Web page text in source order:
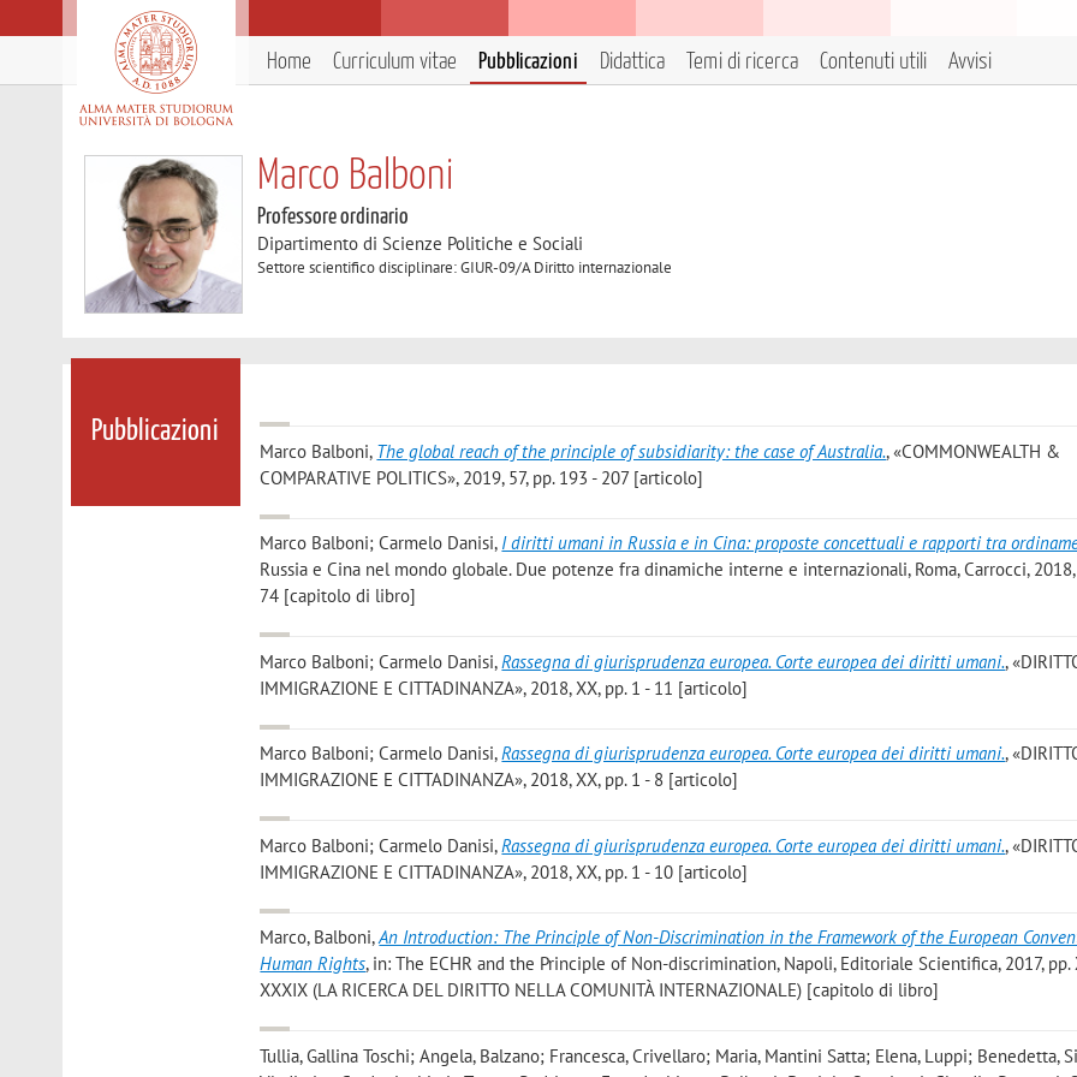
Home Curriculum vitae Pubblicazioni Didattica Temi di ricerca Contenuti utili Avvisi
Marco Balboni
Professore ordinario
Dipartimento di Scienze Politiche e Sociali
Settore scientifico disciplinare: GIUR-09/A Diritto internazionale
Pubblicazioni
Marco Balboni, The global reach of the principle of subsidiarity: the case of Australia., «COMMONWEALTH &
COMPARATIVE POLITICS», 2019, 57, pp. 193 - 207 [articolo]
Marco Balboni; Carmelo Danisi, I diritti umani in Russia e in Cina: proposte concettuali e rapporti tra
Russia e Cina nel mondo globale. Due potenze fra dinamiche interne e internazionali, Roma, Carrocci,
74 [capitolo di libro]
Marco Balboni; Carmelo Danisi,Rassegna di giurisprudenza europea. Corte europea dei diritti umani.,
IMMIGRAZIONE E CITTADINANZA», 2018, XX, pp. 1 - 11 [articolo]
Marco Balboni; Carmelo Danisi,Rassegna di giurisprudenza europea. Corte europea dei diritti umani.,
IMMIGRAZIONE E CITTADINANZA», 2018, XX, pp. 1 - 8 [articolo]
Marco Balboni; Carmelo Danisi,Rassegna di giurisprudenza europea. Corte europea dei diritti umani.,
IMMIGRAZIONE E CITTADINANZA», 2018, XX, pp. 1 - 10 [articolo]
Marco, Balboni,An Introduction: The Principle of Non-Discrimination in the Framework of the European
Human Rights, in: The ECHR and the Principle of Non-discrimination, Napoli, Editoriale Scientifica, 2017, pp.
XXXIX (LA RICERCA DEL DIRITTO NELLA COMUNITÀ INTERNAZIONALE) [capitolo di libro]
Tullia, Gallina Toschi; Angela, Balzano; Francesca, Crivellaro; Maria, Mantini Satta; Elena, Luppi; Benedetta,